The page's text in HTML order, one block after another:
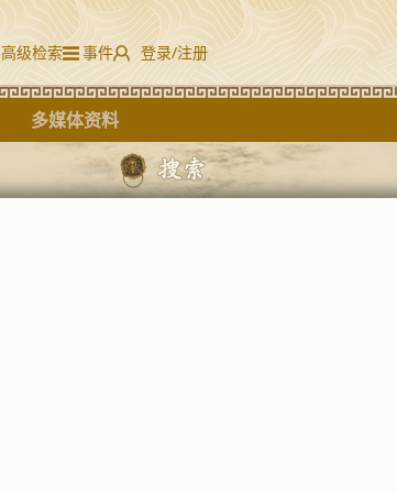
高级检索 事件 登录/注册
多媒体资料